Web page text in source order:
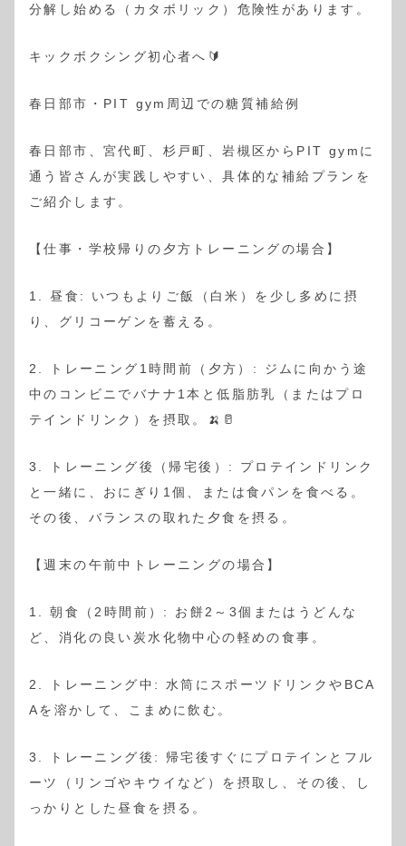
分解し始める（カタボリック）危険性があります。
キックボクシング初心者へ🔰
春日部市・PIT gym周辺での糖質補給例
春日部市、宮代町、杉戸町、岩槻区からPIT gymに
通う皆さんが実践しやすい、具体的な補給プランを
ご紹介します。
【仕事・学校帰りの夕方トレーニングの場合】
1. 昼食: いつもよりご飯（白米）を少し多めに摂
り、グリコーゲンを蓄える。
2. トレーニング1時間前（夕方）: ジムに向かう途
中のコンビニでバナナ1本と低脂肪乳（またはプロ
テインドリンク）を摂取。🍌🥛
3. トレーニング後（帰宅後）: プロテインドリンク
と一緒に、おにぎり1個、または食パンを食べる。
その後、バランスの取れた夕食を摂る。
【週末の午前中トレーニングの場合】
1. 朝食（2時間前）: お餅2～3個またはうどんな
ど、消化の良い炭水化物中心の軽めの食事。
2. トレーニング中: 水筒にスポーツドリンクやBCA
Aを溶かして、こまめに飲む。
3. トレーニング後: 帰宅後すぐにプロテインとフル
ーツ（リンゴやキウイなど）を摂取し、その後、し
っかりとした昼食を摂る。